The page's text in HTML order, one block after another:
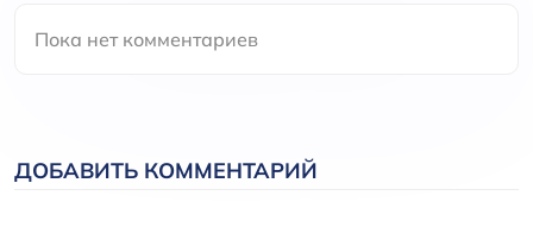
Пока нет комментариев
ДОБАВИТЬ КОММЕНТАРИЙ